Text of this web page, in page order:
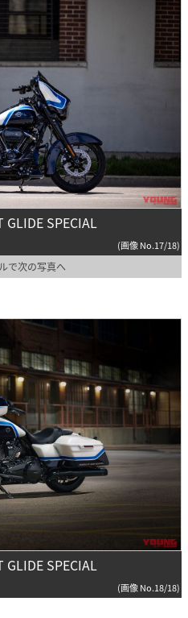
GLIDE SPECIAL
(画像 No.17/18)
で次の写真へ
GLIDE SPECIAL
(画像 No.18/18)